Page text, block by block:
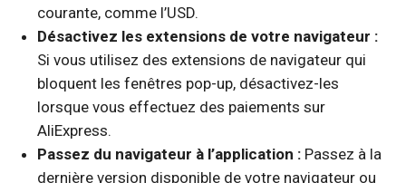
courante, comme l’USD.
Désactivez les extensions de votre navigateur :
Si vous utilisez des extensions de navigateur qui
bloquent les fenêtres pop-up, désactivez-les
lorsque vous effectuez des paiements sur
AliExpress.
Passez du navigateur à l’application :Passez à la
dernière version disponible de votre navigateur ou